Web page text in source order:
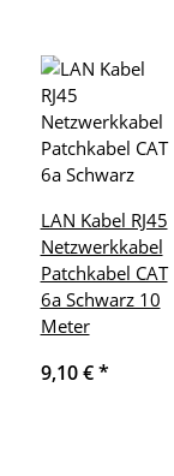
LAN Kabel RJ45
Netzwerkkabel
Patchkabel CAT
6a Schwarz 10
Meter
9,10 €*